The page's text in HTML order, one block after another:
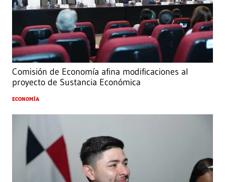
Comisión de Economía afina modificaciones al
proyecto de Sustancia Económica
ECONOMÍA